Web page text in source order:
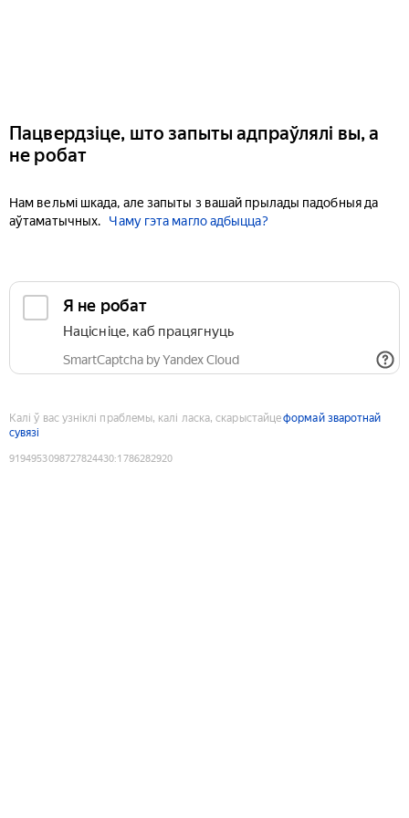
Пацвердзіце, што запыты адпраўлялі вы, а
не робат
Нам вельмі шкада, але запыты з вашай прылады падобныя да
аўтаматычных.
Чаму гэта магло адбыцца?
Я не робат
Націсніце, каб працягнуць
SmartCaptcha by Yandex Cloud
Калі ў вас узніклі праблемы, калі ласка, скарыстайцеформай зваротнай
сувязі
9194953098727824430:1786282920